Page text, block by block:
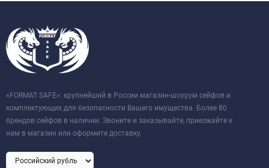
«FORMAT SAFE»: крупнейший в России магазин-шоурум сейфов и
комплектующих для безопасности Вашего имущества. Более 80
брендов сейфов в наличии. Звоните и заказывайте, приезжайте к
нам в магазин или оформите доставку.